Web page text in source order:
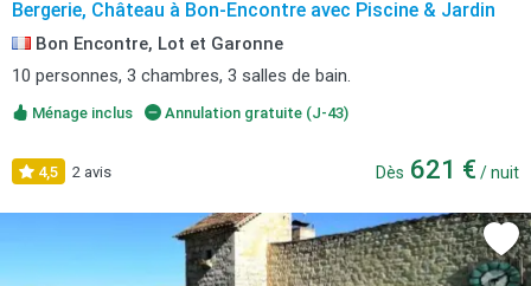
Bergerie, Château à Bon-Encontre avec Piscine & Jardin
Bon Encontre, Lot et Garonne
10 personnes, 3 chambres, 3 salles de bain.
Ménage inclus Annulation gratuite (J-43)
4,5 2 avis Dès 621 € / nuit